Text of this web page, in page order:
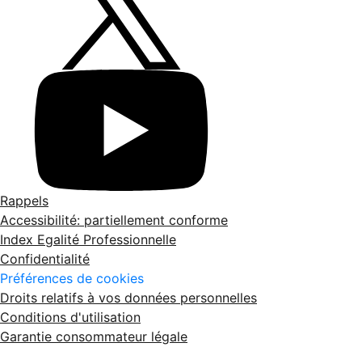
Rappels
Accessibilité: partiellement conforme
Index Egalité Professionnelle
Confidentialité
Préférences de cookies
Droits relatifs à vos données personnelles
Conditions d'utilisation
Garantie consommateur légale